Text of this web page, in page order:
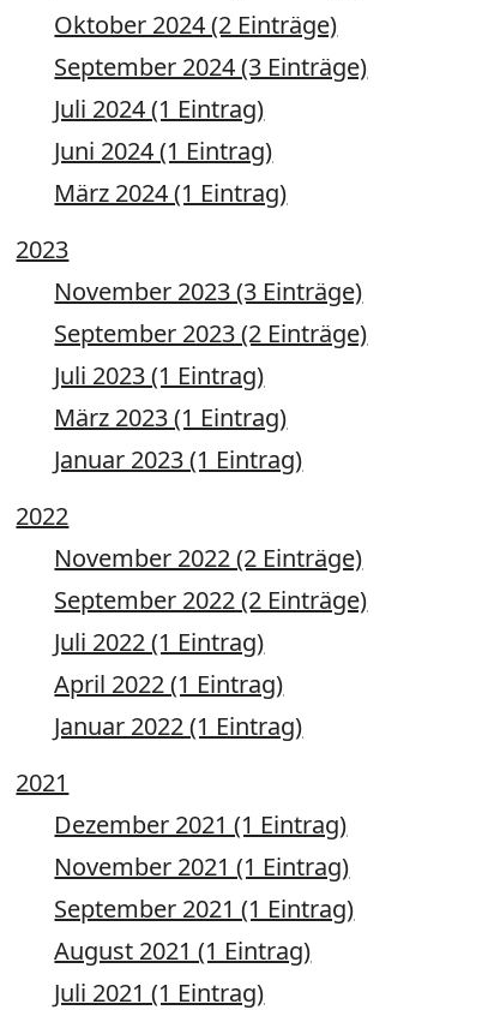
Oktober 2024 (2 Einträge)
September 2024 (3 Einträge)
Juli 2024 (1 Eintrag)
Juni 2024 (1 Eintrag)
März 2024 (1 Eintrag)
2023
November 2023 (3 Einträge)
September 2023 (2 Einträge)
Juli 2023 (1 Eintrag)
März 2023 (1 Eintrag)
Januar 2023 (1 Eintrag)
2022
November 2022 (2 Einträge)
September 2022 (2 Einträge)
Juli 2022 (1 Eintrag)
April 2022 (1 Eintrag)
Januar 2022 (1 Eintrag)
2021
Dezember 2021 (1 Eintrag)
November 2021 (1 Eintrag)
September 2021 (1 Eintrag)
August 2021 (1 Eintrag)
Juli 2021 (1 Eintrag)